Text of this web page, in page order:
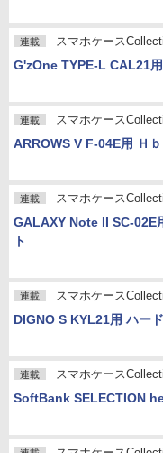
連載 スマホケース
G'zOne TYPE-L CAL21
連載 スマホケース
ARROWS V F-04E用 Ｈ
連載 スマホケース
GALAXY Note II SC-02E
ト
連載 スマホケース
DIGNO S KYL21用 ハー
連載 スマホケース
SoftBank SELECTION